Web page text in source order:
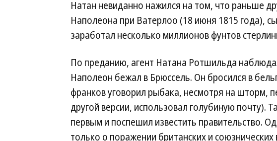
Натан невиданно нажился на том, что раньше
Наполеона при Ватерлоо (18 июня 1815 года),
заработал несколько миллионов фунтов
По преданию, агент Натана Ротшильда
Наполеон бежал в Брюссель. Он бросился в
франков уговорил рыбака, несмотря на шторм,
другой версии, использовал голубиную почту).
первым и поспешил известить правительство.
только о поражении британских и союзнических